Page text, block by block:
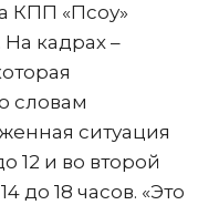
КПП «Псоу»
кадрах –
словам
ситуация
12 и во второй
до 18 часов. «Это